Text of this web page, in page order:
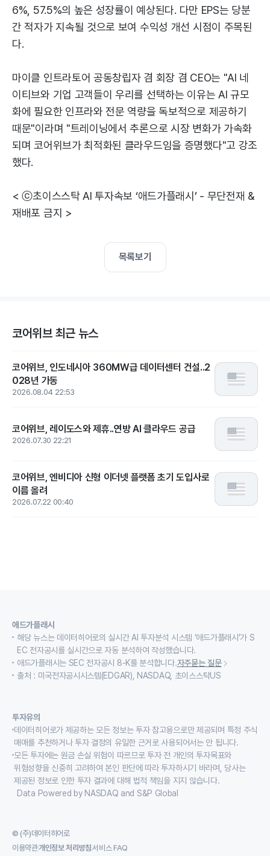
6%, 57.5%의 높은 성장률이 예상된다. 다만 EPS는 당분
간 적자가 지속될 것으로 보여 수익성 개선 시점이 주목된
다.
마이클 인트라토어 공동창립자 겸 회장 겸 CEO는 "AI 네
이티브와 기업 고객들이 우리를 선택하는 이유는 AI 규모
화에 필요한 인프라와 전문 역량을 독보적으로 제공하기
때문"이라며 "트레이닝에서 추론으로 시장 변화가 가속화
되며 코어위브가 최적화된 클라우드임을 증명했다"고 강조
했다.
< ⓒ초이스스탁 AI 투자속보 ‘애드가플래시’ - 무단전재 &
재배포 금지 >
목록보기
코어위브 최근 뉴스
코어위브, 인도네시아 360MW급 데이터센터 건설..2
028년 가동
2026.08.04 22:53
코어위브, 레이도스와 제휴..연방 AI 클라우드 공급
2026.07.30 22:21
코어위브, 엔비디아 신형 이더넷 플랫폼 초기 도입사로
이름 올려
2026.07.22 00:40
애드가플래시
해당 뉴스는 데이터히어로의 실시간 AI 투자분석 시스템 ‘애드가플래시’가 S
EC 전자공시를 실시간으로 자동 분석하여 작성했습니다.
애드가플래시는 SEC 전자공시 8-K를 분석합니다.자주묻는 질문
출처 : 미국전자공시시스템(EDGAR), NASDAQ, 초이스스탁US
투자유의
데이터히어로가 제공하는 모든 정보는 투자 참고용으로만 제공되며 특정 주식
매매를 추천하거나 투자 결정의 유일한 근거로 사용되어서는 안 됩니다.
모든 투자에는 원금 손실 위험이 따르므로 투자 전 개인의 투자목표와
위험성향을 신중히 고려하여 본인 판단에 따라 투자하시기 바라며, 당사는
제공된 정보로 인한 투자 결과에 대해 법적 책임을 지지 않습니다.
Data Powered by NASDAQ and S&P Global
© (주)데이터히어로
이용약관개인정보 처리방침서비스 FAQ